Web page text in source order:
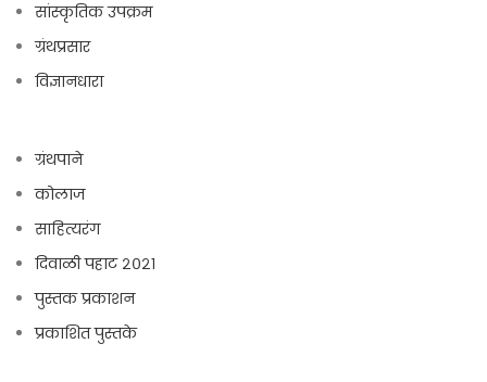
सांस्कृतिक उपक्रम
ग्रंथप्रसार
विज्ञानधारा
ग्रंथपाने
कोलाज
साहित्यरंग
दिवाळी पहाट २०२१
पुस्तक प्रकाशन
प्रकाशित पुस्तके